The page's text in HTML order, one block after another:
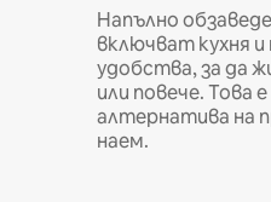
Напълно
включват кухня
удобства, за да
или повече. Това
алтернатива на
наем.